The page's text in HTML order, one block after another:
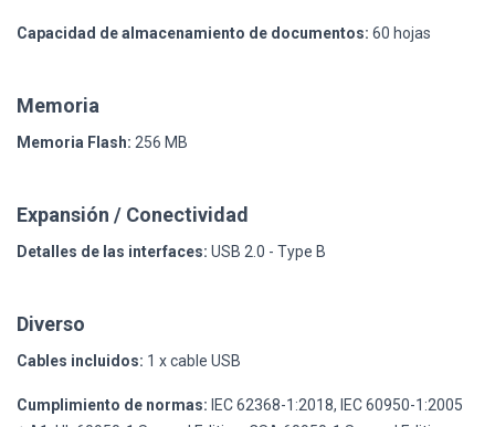
Capacidad de almacenamiento de documentos: 60 hojas
Memoria
Memoria Flash: 256 MB
Expansión / Conectividad
Detalles de las interfaces: USB 2.0 - Type B
Diverso
Cables incluidos: 1 x cable USB
Cumplimiento de normas: IEC 62368-1:2018, IEC 60950-1:2005